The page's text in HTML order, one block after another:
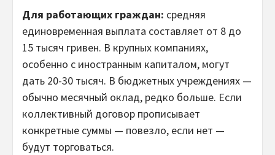
Для работающих граждан: средняя
единовременная выплата составляет от 8 до
15 тысяч гривен. В крупных компаниях,
особенно с иностранным капиталом, могут
дать 20-30 тысяч. В бюджетных учреждениях —
обычно месячный оклад, редко больше. Если
коллективный договор прописывает
конкретные суммы — повезло, если нет —
будут торговаться.